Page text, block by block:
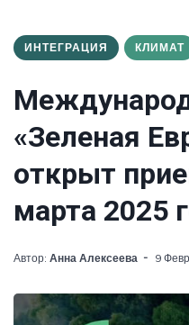
ИНТЕГРАЦИЯ КЛИМАТ
«Зеленая
открыт
марта 2025
Автор: Анна Алексеева 9